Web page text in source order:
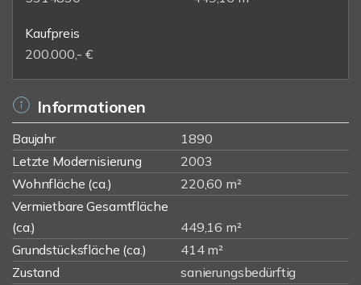
Kaufpreis
200.000,- €
Informationen
Baujahr
1890
Letzte Modernisierung
2003
Wohnfläche (ca.)
220,60 m²
Vermietbare Gesamtfläche
(ca.)
449,16 m²
Grundstücksfläche (ca.)
414 m²
Zustand
sanierungsbedürftig